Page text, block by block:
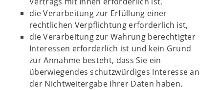
die Verarbeitung zur Erfüllung einer
rechtlichen Verpflichtung erforderlich ist,
die Verarbeitung zur Wahrung berechtigter
Interessen erforderlich ist und kein Grund
zur Annahme besteht, dass Sie ein
überwiegendes schutzwürdiges Interesse an
der Nichtweitergabe Ihrer Daten haben.